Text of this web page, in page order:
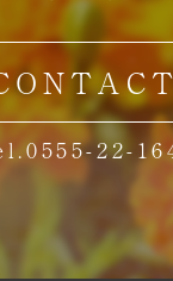
22-